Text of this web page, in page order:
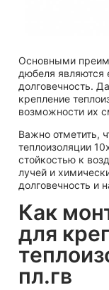
Основными
дюбеля являются
долговечность.
крепление
возможности их
Важно отметить,
теплоизоляции
стойкостью к
лучей и
долговечность и
Как
для
пл.гв